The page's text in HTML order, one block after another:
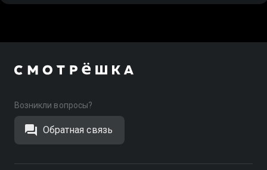
Возникли вопросы?
Обратная связь